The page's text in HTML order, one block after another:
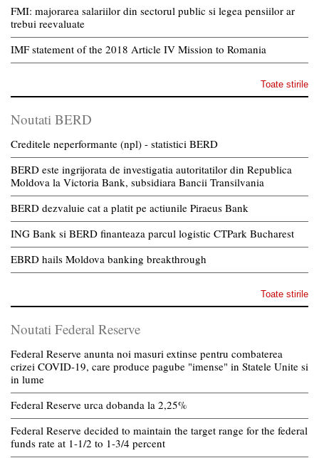
FMI: majorarea salariilor din sectorul public si legea pensiilor ar
trebui reevaluate
IMF statement of the 2018 Article IV Mission to Romania
Toate stirile
Noutati BERD
Creditele neperformante (npl) - statistici BERD
BERD este ingrijorata de investigatia autoritatilor din Republica
Moldova la Victoria Bank, subsidiara Bancii Transilvania
BERD dezvaluie cat a platit pe actiunile Piraeus Bank
ING Bank si BERD finanteaza parcul logistic CTPark Bucharest
EBRD hails Moldova banking breakthrough
Toate stirile
Noutati Federal Reserve
Federal Reserve anunta noi masuri extinse pentru combaterea
crizei COVID-19, care produce pagube "imense" in Statele Unite si
in lume
Federal Reserve urca dobanda la 2,25%
Federal Reserve decided to maintain the target range for the federal
funds rate at 1-1/2 to 1-3/4 percent